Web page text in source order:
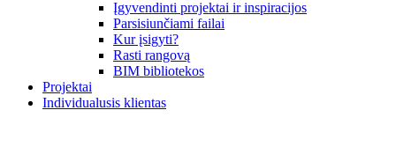
Įgyvendinti projektai ir inspiracijos
Parsisiunčiami failai
Kur įsigyti?
Rasti rangovą
BIM bibliotekos
Projektai
Individualusis klientas